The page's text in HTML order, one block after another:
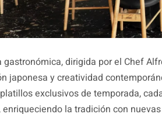
gastronómica, dirigida por el Chef
japonesa y creatividad
exclusivos de temporada,
la tradición con